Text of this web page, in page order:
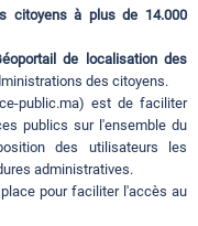
citoyens à plus de 14.000
de localisation des
des citoyens.
public.ma) est de faciliter
publics sur l'ensemble du
des utilisateurs les
administratives.
pour faciliter l'accès au